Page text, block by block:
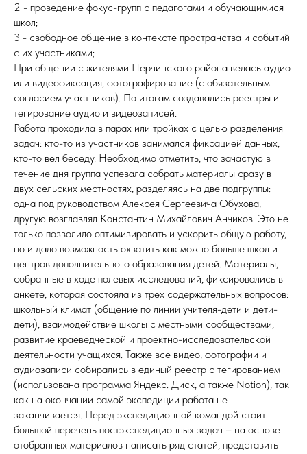
2 - проведение фокус-групп с педагогами и обучающимися
школ;
3 - свободное общение в контексте пространства и событий
с их участниками;
При общении с жителями Нерчинского района велась аудио
или видеофиксация, фотографирование (с обязательным
согласием участников). По итогам создавались реестры и
тегирование аудио и видеозаписей.
Работа проходила в парах или тройках с целью разделения
задач: кто-то из участников занимался фиксацией данных,
кто-то вел беседу. Необходимо отметить, что зачастую в
течение дня группа успевала собрать материалы сразу в
двух сельских местностях, разделяясь на две подгруппы:
одна под руководством Алексея Сергеевича Обухова,
другую возглавлял Константин Михайлович Анчиков. Это не
только позволило оптимизировать и ускорить общую работу,
но и дало возможность охватить как можно больше школ и
центров дополнительного образования детей. Материалы,
собранные в ходе полевых исследований, фиксировались в
анкете, которая состояла из трех содержательных вопросов:
школьный климат (общение по линии учителя-дети и дети-
дети), взаимодействие школы с местными сообществами,
развитие краеведческой и проектно-исследовательской
деятельности учащихся. Также все видео, фотографии и
аудиозаписи собирались в единый реестр с тегированием
(использована программа Яндекс. Диск, а также Notion), так
как на окончании самой экспедиции работа не
заканчивается. Перед экспедиционной командой стоит
большой перечень постэкспедиционных задач – на основе
отобранных материалов написать ряд статей, представить